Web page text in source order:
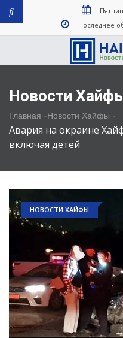
Последнее
Новости
Главная -Новости Хайфы -
Авария на окраине
включая детей
НОВОСТИ ХАЙФЫ